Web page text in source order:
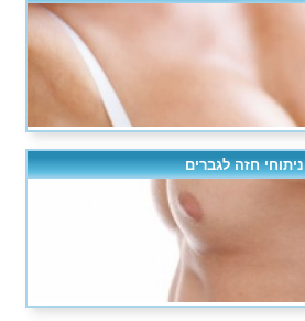
ניתוחי חזה לגברים